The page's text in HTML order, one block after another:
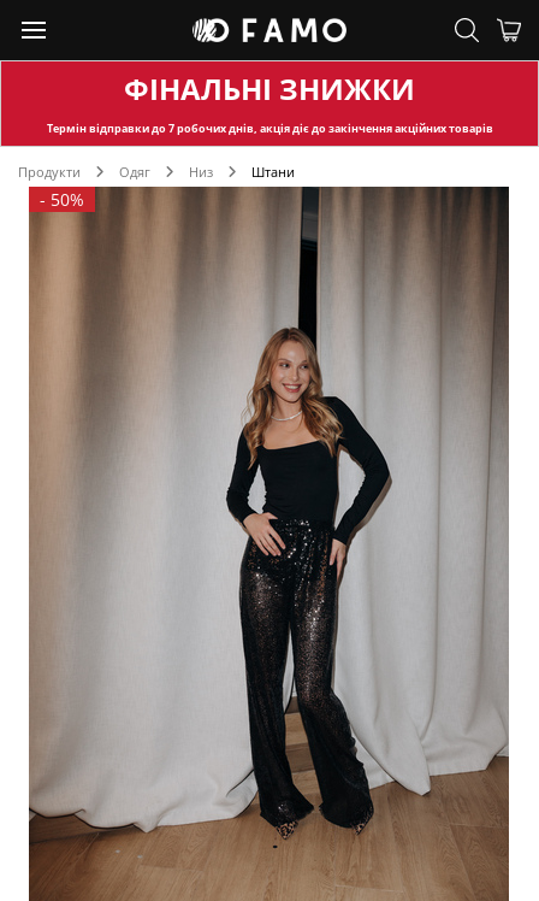
ФІНАЛЬНІ ЗНИЖКИ
Термін відправкидо 7 робочих днів, акція діє до закінчення акційних товарів
Продукти Одяг Низ Штани
- 50%